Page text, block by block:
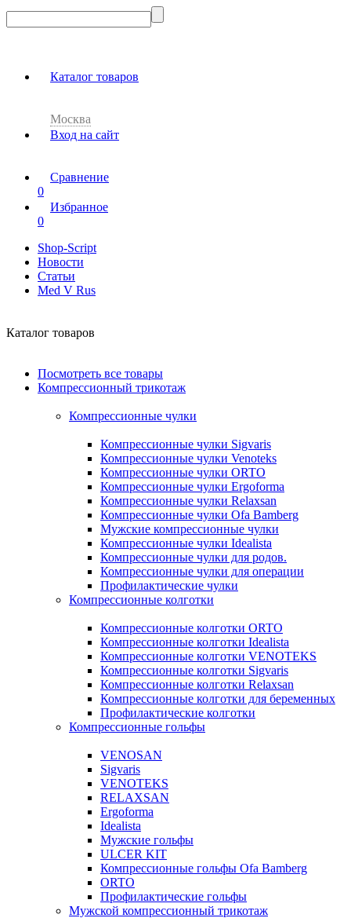
Каталог товаров
Москва
Вход на сайт
Сравнение
0
Избранное
0
Shop-Script
Новости
Статьи
Med V Rus
Каталог товаров
Посмотреть все товары
Компрессионный трикотаж
Компрессионные чулки
Компрессионные чулки Sigvaris
Компрессионные чулки Venoteks
Компрессионные чулки ORTO
Компрессионные чулки Ergoforma
Компрессионные чулки Relaxsan
Компрессионные чулки Ofa Bamberg
Мужские компрессионные чулки
Компрессионные чулки Idealista
Компрессионные чулки для родов.
Компрессионные чулки для операции
Профилактические чулки
Компрессионные колготки
Компрессионные колготки ORTO
Компрессионные колготки Idealista
Компрессионные колготки VENOTEKS
Компрессионные колготки Sigvaris
Компрессионные колготки Relaxsan
Компрессионные колготки для беременных
Профилактические колготки
Компрессионные гольфы
VENOSAN
Sigvaris
VENOTEKS
RELAXSAN
Ergoforma
Idealista
Мужские гольфы
ULCER KIT
Компрессионные гольфы Ofa Bamberg
ORTO
Профилактические гольфы
Мужской компрессионный трикотаж